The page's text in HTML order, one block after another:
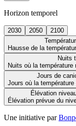
Horizon temporel
2030 2050
2100
Hausse de la
Nuits
Nuits où la température
Jours de
Jours où la température
Élévation
Élévation prévue du
Une initiative par